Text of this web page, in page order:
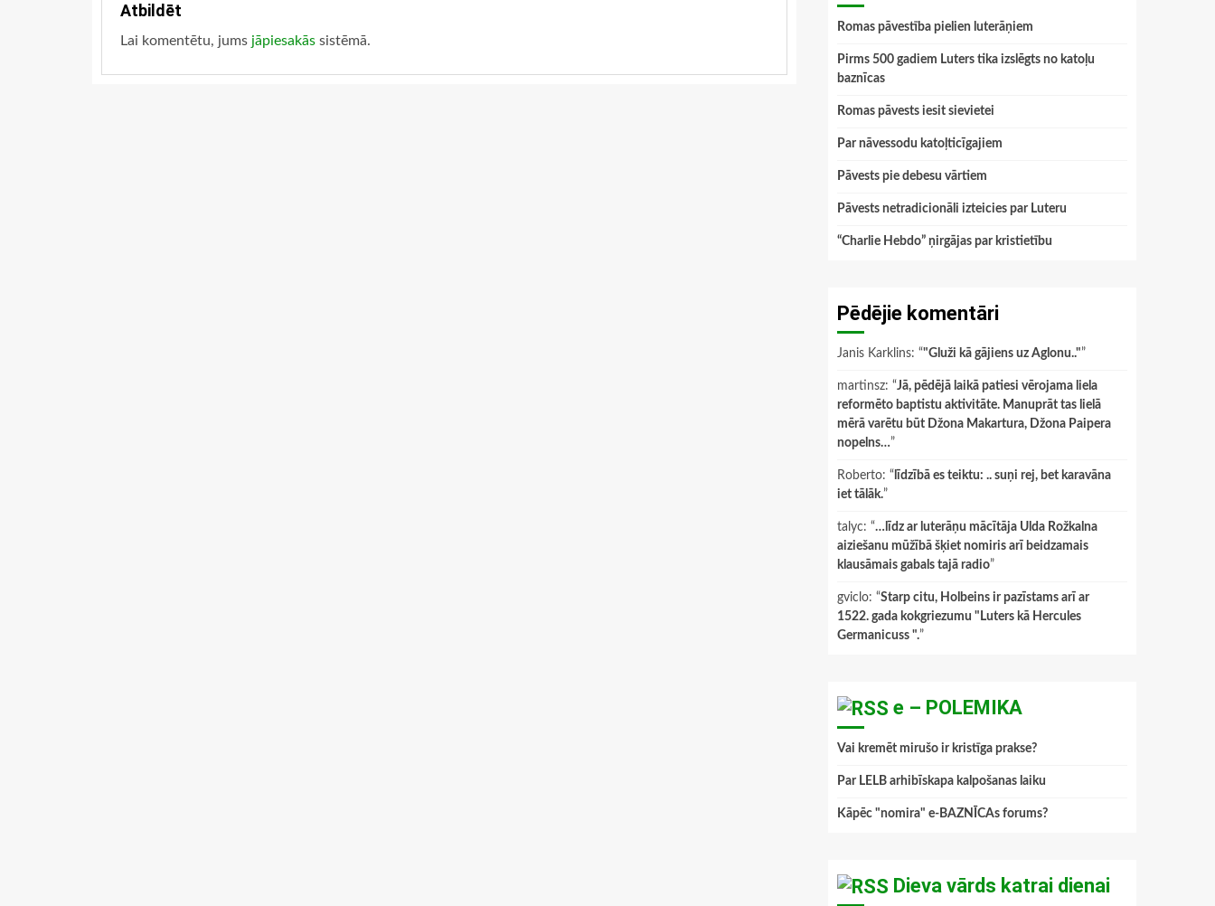
Atbildēt
Lai komentētu, jums jāpiesakās sistēmā.
Romas pāvestība pielien luterāņiem
Pirms 500 gadiem Luters tika izslēgts no katoļu
baznīcas
Romas pāvests iesit sievietei
Par nāvessodu katoļticīgajiem
Pāvests pie debesu vārtiem
Pāvests netradicionāli izteicies par Luteru
“Charlie Hebdo” ņirgājas par kristietību
Pēdējie komentāri
Janis Karklins: “"Gluži kā gājiens uz Aglonu.."”
martinsz: “Jā, pēdējā laikā patiesi vērojama liela
reformēto baptistu aktivitāte. Manuprāt tas lielā
mērā varētu būt Džona Makartura, Džona Paipera
nopelns…”
Roberto: “ līdzībā es teiktu: .. suņi rej, bet karavāna
iet tālāk.”
talyc: “…līdz ar luterāņu mācītāja Ulda Rožkalna
aiziešanu mūžībā šķiet nomiris arī beidzamais
klausāmais gabals tajā radio”
gviclo: “Starp citu, Holbeins ir pazīstams arī ar
1522. gada kokgriezumu "Luters kā Hercules
Germanicuss ".”
e – POLEMIKA
Vai kremēt mirušo ir kristīga prakse?
Par LELB arhibīskapa kalpošanas laiku
Kāpēc "nomira" e-BAZNĪCAs forums?
Dieva vārds katrai dienai